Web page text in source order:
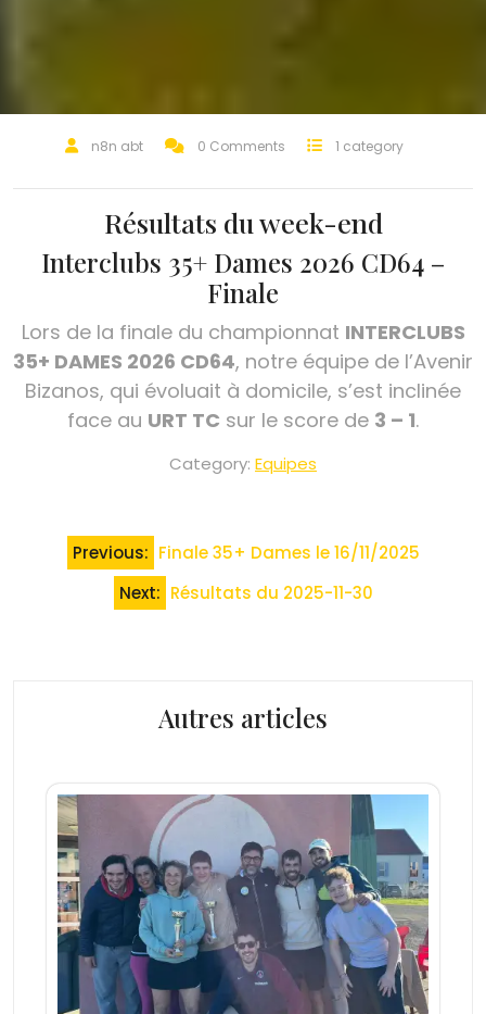
n8n abt 0 Comments 1 category
Résultats du week-end
Interclubs 35+ Dames 2026 CD64 –
Finale
Lors de la finale du championnat INTERCLUBS
35+ DAMES 2026 CD64, notre équipe de l’Avenir
Bizanos, qui évoluait à domicile, s’est inclinée
face au URT TC sur le score de 3 – 1.
Category: Equipes
Navigation
Previous: Finale 35+ Dames le 16/11/2025
Next: Résultats du 2025-11-30
Autres articles